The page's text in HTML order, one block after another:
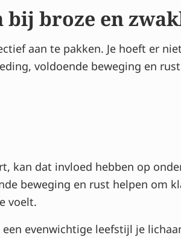
broze en
aan te pakken. Je hoeft er
voldoende beweging en
kan dat invloed hebben op
beweging en rust helpen om
voelt.
evenwichtige leefstijl je